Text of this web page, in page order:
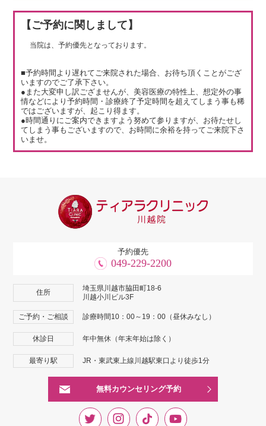
【ご予約に関しまして】
当院は、予約優先となっております。
■予約時間より遅れてご来院された場合、お待ち頂くことがござ
いますのでご了承下さい。
●また大変申し訳ござませんが、美容医療の特性上、想定外の事
情などにより予約時間・診療終了予定時間を超えてしまう事も稀
ではございますが、起こり得ます。
●時間通りにご案内できますよう努めて参りますが、お待たせし
てしまう事もございますので、お時間に余裕を持ってご来院下さ
いませ。
予約優先
049-229-2200
住所
埼玉県川越市脇田町18-6
川越小川ビル3F
ご予約・ご相談 診療時間10：00～19：00（昼休みなし）
休診日 年中無休（年末年始は除く）
最寄り駅 JR・東武東上線川越駅東口より徒歩1分
無料カウンセリング予約